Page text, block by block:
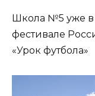
Школа №5 уже в
фестивале
«Урок футбола»